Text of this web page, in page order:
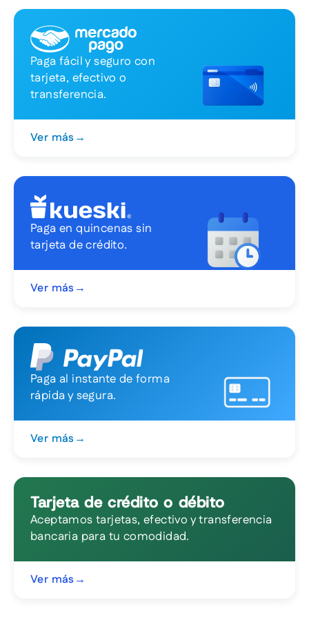
Paga fácil y seguro con
tarjeta, efectivo o
transferencia.
Ver más →
Paga en quincenas sin
tarjeta de crédito.
Ver más →
Paga al instante de forma
rápida y segura.
Ver más →
Tarjeta de crédito o débito
Aceptamos tarjetas, efectivo y transferencia
bancaria para tu comodidad.
Ver más →